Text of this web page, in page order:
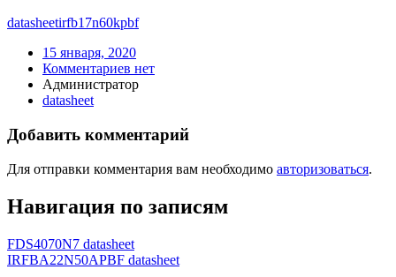
datasheetirfb17n60kpbf
15 января, 2020
Комментариев нет
Администратор
datasheet
Добавить комментарий
Для отправки комментария вам необходимо авторизоваться.
Навигация по записям
FDS4070N7 datasheet
IRFBA22N50APBF datasheet